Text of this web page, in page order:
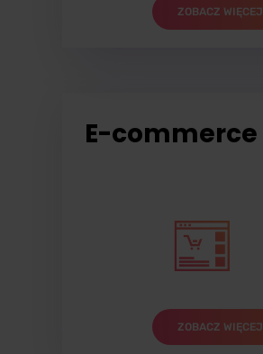
ZOBACZ WIĘCEJ
E-commerce
ZOBACZ WIĘCEJ